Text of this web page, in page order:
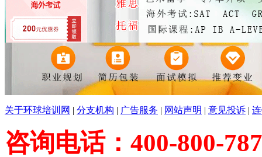
关于环球培训网 | 分支机构 | 广告服务 | 网站声明 | 意见投诉 |
咨询电话：400-800-